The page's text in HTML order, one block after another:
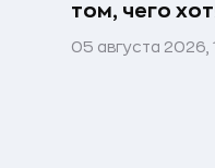
том, чего
05 августа 2026,